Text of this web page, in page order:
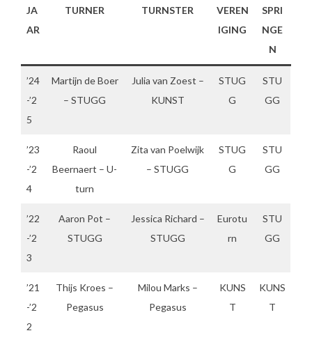
JA
AR
TURNER TURNSTER
VEREN
IGING
SPRI
NGE
N
’24
-’2
5
Martijn de Boer
– STUGG
Julia van Zoest –
KUNST
STUG
G
STU
GG
’23
-’2
4
Raoul
Beernaert – U-
turn
Zita van Poelwijk
– STUGG
STUG
G
STU
GG
’22
-’2
3
Aaron Pot –
STUGG
Jessica Richard –
STUGG
Eurotu
rn
STU
GG
’21
-’2
2
Thijs Kroes –
Pegasus
Milou Marks –
Pegasus
KUNS
T
KUNS
T